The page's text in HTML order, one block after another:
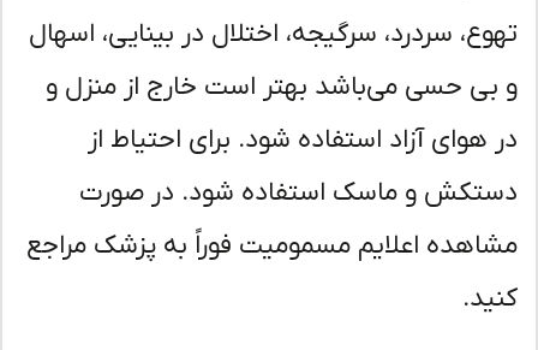
سردرد، سرگیجه، اختلال در بینایی، اسهال
حسی می‌باشد بهتر است خارج از منزل و
هوای آزاد استفاده شود. برای احتیاط از
و ماسک استفاده شود. در صورت
اعلایم مسمومیت فوراً به پزشک مراجع